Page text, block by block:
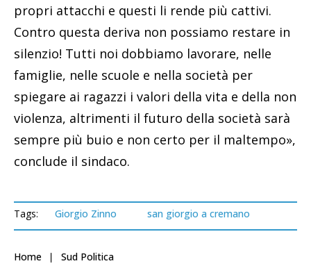
propri attacchi e questi li rende più cattivi.
Contro questa deriva non possiamo restare in
silenzio! Tutti noi dobbiamo lavorare, nelle
famiglie, nelle scuole e nella società per
spiegare ai ragazzi i valori della vita e della non
violenza, altrimenti il futuro della società sarà
sempre più buio e non certo per il maltempo»,
conclude il sindaco.
Tags: Giorgio Zinno san giorgio a cremano
Home Sud Politica